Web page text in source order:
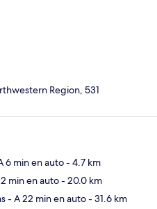
Region, 531
6 min en auto- 4.7 km
min en auto- 20.0 km
- A 22 min en auto- 31.6 km